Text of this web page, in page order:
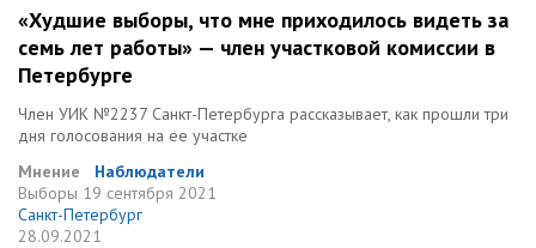
«Худшие выборы, что мне приходилось видеть за
семь лет работы» — член участковой комиссии в
Петербурге
Член УИК №2237 Санкт-Петербурга рассказывает, как прошли три
дня голосования на ее участке
Мнение
Наблюдатели
Выборы 19 сентября 2021
Санкт-Петербург
28.09.2021